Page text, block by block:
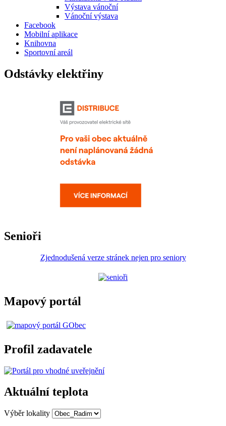
Výstava vánoční
Vánoční výstava
Facebook
Mobilní aplikace
Knihovna
Sportovní areál
Odstávky elektřiny
Senioři
Zjednodušená verze stránek nejen pro seniory
Mapový portál
Profil zadavatele
Aktuální teplota
Výběr lokality